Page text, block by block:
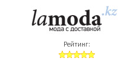
Рейтинг: